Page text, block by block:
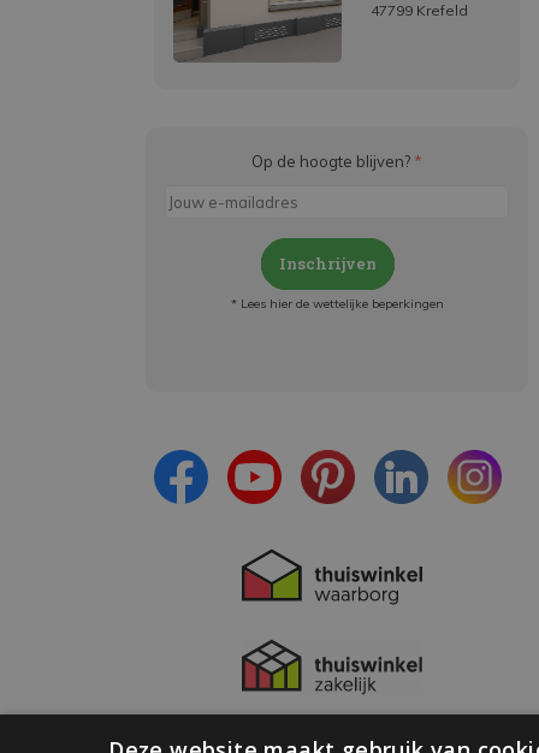
47799 Krefeld
Op de hoogte blijven? *
Inschrijven
* Lees hier de wettelijke beperkingen